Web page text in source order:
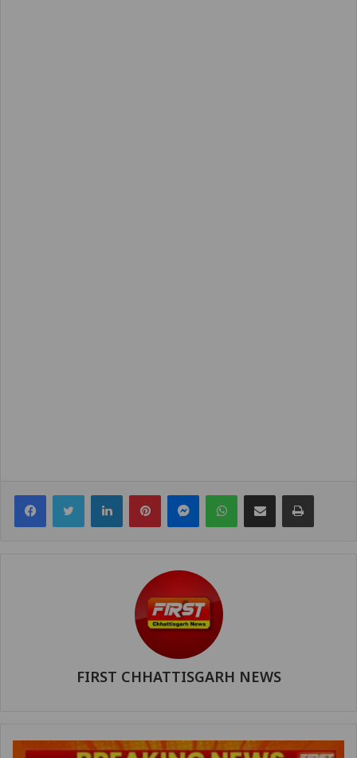
FacebookTwitter LinkedInPinterestMessengerWhatsAppShare via Email Print
FIRST CHHATTISGARH NEWS